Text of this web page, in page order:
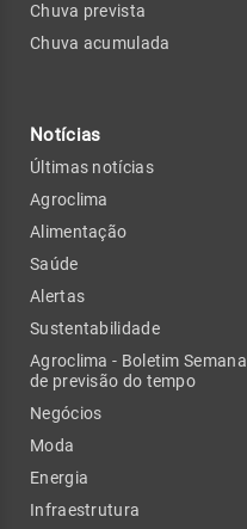
Chuva prevista
Chuva acumulada
Notícias
Últimas notícias
Agroclima
Alimentação
Saúde
Alertas
Sustentabilidade
Agroclima - Boletim Semanal
de previsão do tempo
Negócios
Moda
Energia
Infraestrutura